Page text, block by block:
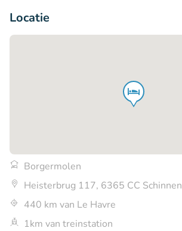
Locatie
Borgermolen
Heisterbrug 117, 6365 CC Schinnen
440 km van Le Havre
1km van treinstation